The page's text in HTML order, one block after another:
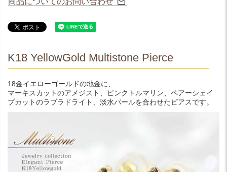
K18 YellowGold Multistone Pierce
18金イエローゴールドの地金に、
マーキスカットのアメジスト、ピンクトルマリン、ペアーシェイ
プカットのラブラドライト、淡水パールを合わせたピアスです。